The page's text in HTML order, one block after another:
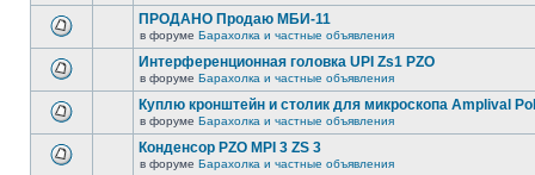
ПРОДАНО Продаю МБИ-11
в форуме Барахолка и частные объявления
Интерференционная головка UPI Zs1 PZO
в форуме Барахолка и частные объявления
Куплю кронштейн и столик для микроскопа Amplival Pol
в форуме Барахолка и частные объявления
Конденсор PZO MPI 3 ZS 3
в форуме Барахолка и частные объявления